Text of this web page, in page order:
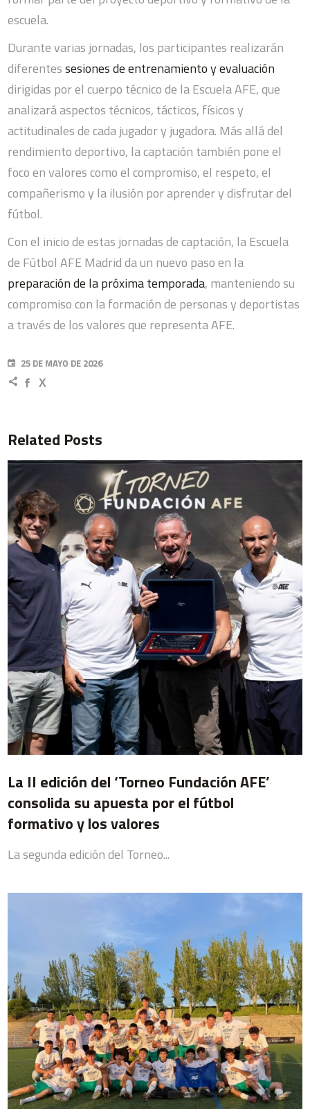
escuela.
Durante varias jornadas, los participantes realizarán
diferentessesiones de entrenamiento y evaluación
dirigidas por el cuerpo técnico de la Escuela AFE, que
analizará aspectos técnicos, tácticos, físicos y
actitudinales de cada jugador y jugadora. Más allá del
rendimiento deportivo, la captación también pone el
foco en valores como el compromiso, el respeto, el
compañerismo y la ilusión por aprender y disfrutar del
fútbol.
Con el inicio de estas jornadas de captación, la Escuela
de Fútbol AFE Madrid da un nuevo paso en la
preparación de la próxima temporada, manteniendo su
compromiso con la formación de personas y deportistas
a través de los valores que representa AFE.
25 DE MAYO DE 2026
Related Posts
La II edición del ‘Torneo Fundación AFE’
consolida su apuesta por el fútbol
formativo y los valores
La segunda edición del Torneo...